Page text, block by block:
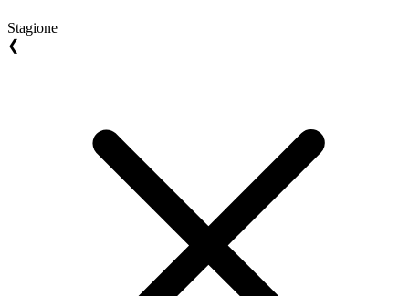
Stagione
❮